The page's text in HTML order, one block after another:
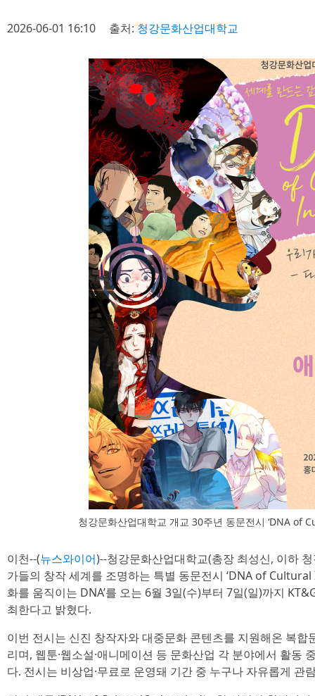
2026-06-01 16:10 출처: 청강문화산업대학교
청강문화산업대학교 개교 30주년 동문전시 ‘DNA of
이천--(뉴스와이어)-- 청강문화산업대학교(총장 최성신, 이하
가들의 창작 세계를 조명하는 특별 동문전시 ‘DNA of
화를 움직이는 DNA’를 오는 6월 3일(수)부터 7일(일)까지
최한다고 밝혔다.
이번 전시는 신진 창작자와 대중문화 콘텐츠를 지원해온 복
리며, 웹툰·웹소설·애니메이션 등 문화산업 각 분야에서 활동
다. 전시는 비상업·무료로 운영돼 기간 중 누구나 자유롭게 관